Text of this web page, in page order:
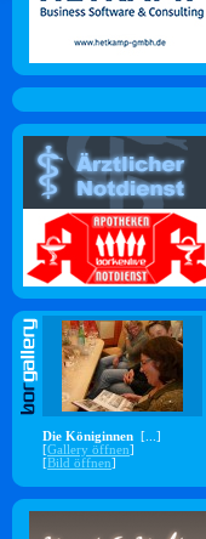
Die Königinnen
[...]
[Gallery öffnen]
[Bild öffnen]